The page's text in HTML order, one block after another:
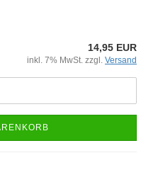
14,95 EUR
inkl. 7% MwSt. zzgl. Versand